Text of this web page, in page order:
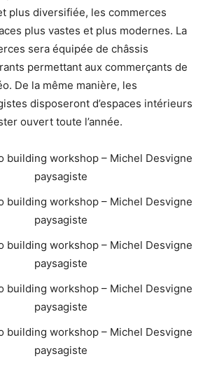
plus diversifiée, les commerces
plus vastes et plus modernes. La
sera équipée de châssis
permettant aux commerçants de
De la même manière, les
disposeront d’espaces intérieurs
ouvert toute l’année.
building workshop – Michel Desvigne
paysagiste
building workshop – Michel Desvigne
paysagiste
building workshop – Michel Desvigne
paysagiste
building workshop – Michel Desvigne
paysagiste
building workshop – Michel Desvigne
paysagiste